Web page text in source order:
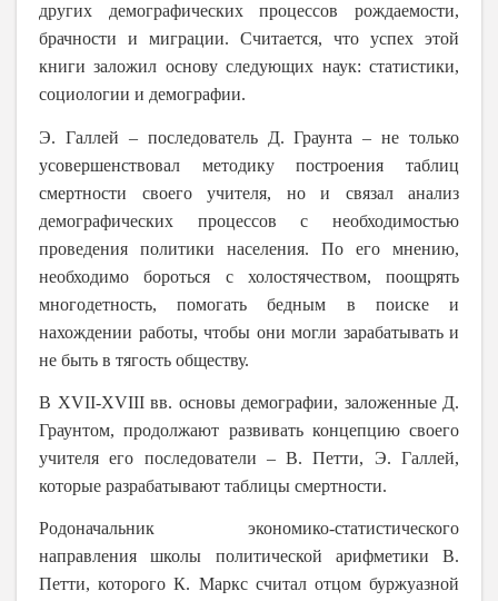
других демографических процессов рождаемости,
брачности и миграции. Считается, что успех этой
книги заложил основу следующих наук: статистики,
социологии и демографии.
Э. Галлей – последователь Д. Граунта – не только
усовершенствовал методику построения таблиц
смертности своего учителя, но и связал анализ
демографических процессов с необходимостью
проведения политики населения. По его мнению,
необходимо бороться с холостячеством, поощрять
многодетность, помогать бедным в поиске и
нахождении работы, чтобы они могли зарабатывать и
не быть в тягость обществу.
В XVII-XVIIIвв. основы демографии, заложенные Д.
Граунтом, продолжают развивать концепцию своего
учителя его последователи – В. Петти, Э. Галлей,
которые разрабатывают таблицы смертности.
Родоначальник экономико-статистического
направления школы политической арифметики В.
Петти, которого К. Маркс считал отцом буржуазной